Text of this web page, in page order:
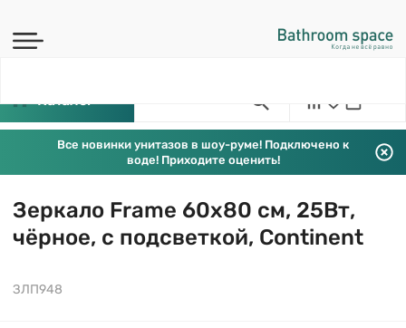
Каталог
Все новинки унитазов в шоу-руме! Подключено к
воде! Приходите оценить!
Зеркало Frame 60х80 см, 25Вт,
чёрное, с подсветкой, Continent
ЗЛП948